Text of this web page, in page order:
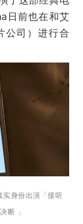
日前也在和艾
公司）进行合
身份出演「接听
断 」